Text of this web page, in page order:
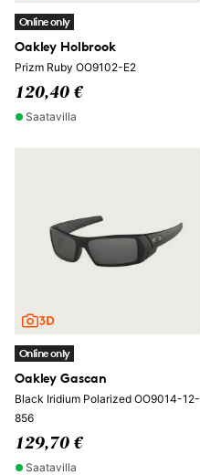
Online only
Oakley Holbrook
Prizm Ruby OO9102-E2
120,40 €
Saatavilla
Online only
Oakley Gascan
Black Iridium Polarized OO9014-12-
856
129,70 €
Saatavilla